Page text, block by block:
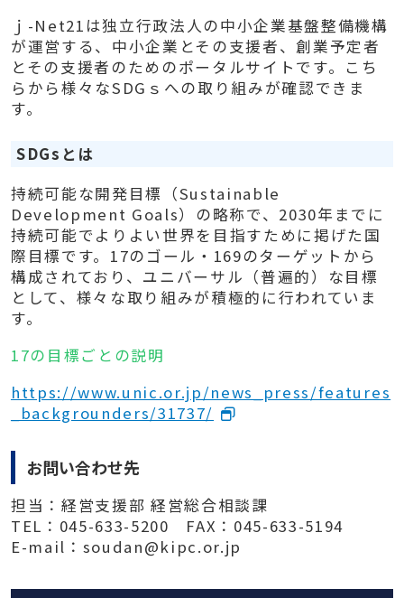
ｊ-Net21は独立行政法人の中小企業基盤整備機構
が運営する、中小企業とその支援者、創業予定者
とその支援者のためのポータルサイトです。こち
らから様々なSDGｓへの取り組みが確認できま
す。
SDGsとは
持続可能な開発目標（Sustainable
Development Goals）の略称で、2030年までに
持続可能でよりよい世界を目指すために掲げた国
際目標です。17のゴール・169のターゲットから
構成されており、ユニバーサル（普遍的）な目標
として、様々な取り組みが積極的に行われていま
す。
17の目標ごとの説明
https://www.unic.or.jp/news_press/features
_backgrounders/31737/
お問い合わせ先
担当：経営支援部 経営総合相談課
TEL：045-633-5200 FAX：045-633-5194
E-mail：soudan@kipc.or.jp